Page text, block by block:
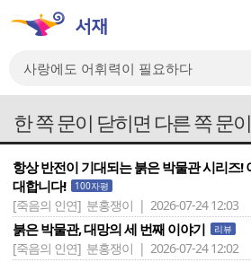
한 쪽 문이 닫히면 다른 쪽 문
항상 반전이 기대되는 붉은 박물관 시리즈!
대합니다!
100자평
[죽음의 인연] 분홍쟁이 | 2026-07-24 12:03
붉은 박물관, 대망의 세 번째 이야기 리뷰
[죽음의 인연] 분홍쟁이 | 2026-07-24 12:02